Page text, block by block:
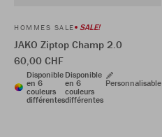
HOMMES SALE SALE!
JAKO Ziptop Champ 2.0
60,00 CHF
Disponible
en 6
couleurs
différentes
Disponible
en 6
couleurs
différentes
Personnalisable